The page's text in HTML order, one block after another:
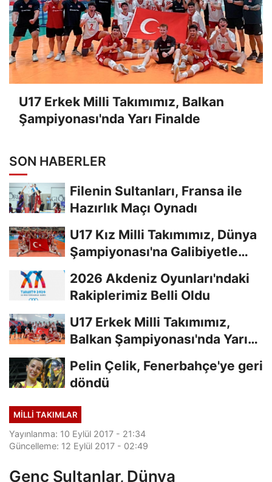
U17 Erkek Milli Takımımız, Balkan
Şampiyonası'nda Yarı Finalde
SON HABERLER
Filenin Sultanları, Fransa ile
Hazırlık Maçı Oynadı
U17 Kız Milli Takımımız, Dünya
Şampiyonası'na Galibiyetle
2026 Akdeniz Oyunları'ndaki
Rakiplerimiz Belli Oldu
U17 Erkek Milli Takımımız,
Balkan Şampiyonası'nda Yarı
Pelin Çelik, Fenerbahçe'ye geri
döndü
MILLI TAKIMLAR
Yayınlanma: 10 Eylül 2017 - 21:34
Güncelleme: 12 Eylül 2017 - 02:49
Genç Sultanlar, Dünya